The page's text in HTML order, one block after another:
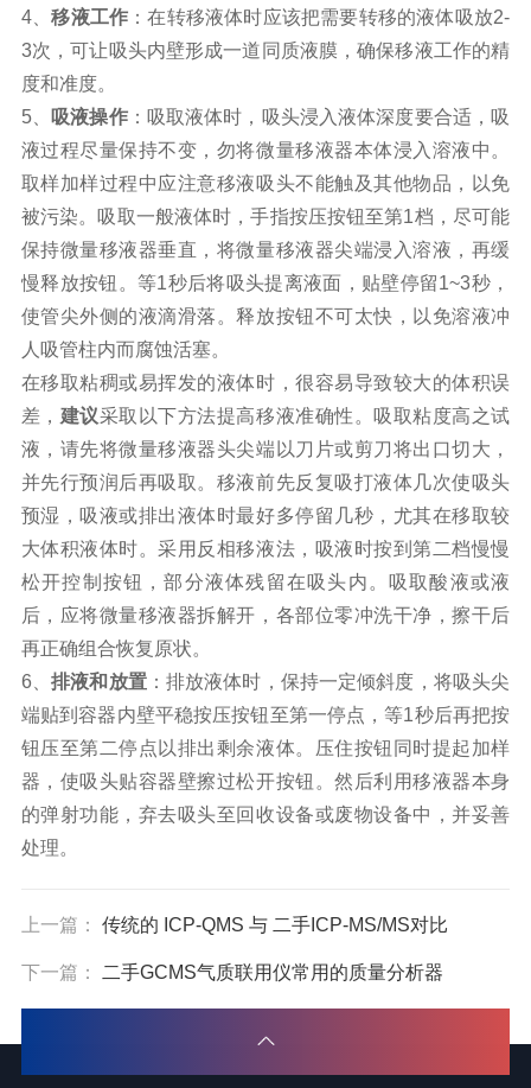
4、移液工作 ：在转移液体时应该把需要转移的液体吸放2-
3次，可让吸头内壁形成一道同质液膜，确保移液工作的精
度和准度。
5、
吸液操作：吸取液体时，吸头浸入液体深度要合适，吸
液过程尽量保持不变，勿将微量移液器本体浸入溶液中。
取样加样过程中应注意移液吸头不能触及其他物品，以免
被污染。吸取一般液体时，手指按压按钮至第1档，尽可能
保持微量移液器垂直，将微量移液器尖端浸入溶液，再缓
慢释放按钮。等1秒后将吸头提离液面，贴壁停留1~3秒，
使管尖外侧的液滴滑落。释放按钮不可太快，以免溶液冲
人吸管柱内而腐蚀活塞。
在移取粘稠或易挥发的液体时，很容易导致较大的体积误
差， 建议采取以下方法提高移液准确性。吸取粘度高之试
液，请先将微量移液器头尖端以刀片或剪刀将出口切大，
并先行预润后再吸取。移液前先反复吸打液体几次使吸头
预湿，吸液或排出液体时最好多停留几秒，尤其在移取较
大体积液体时。采用反相移液法，吸液时按到第二档慢慢
松开控制按钮，部分液体残留在吸头内。吸取酸液或液
后，应将微量移液器拆解开，各部位零冲洗干净，擦干后
再正确组合恢复原状。
6、排液和放置：排放液体时，保持一定倾斜度，将吸头尖
端贴到容器内壁平稳按压按钮至第一停点，等1秒后再把按
钮压至第二停点以排出剩余液体。压住按钮同时提起加样
器，使吸头贴容器壁擦过松开按钮。然后利用移液器本身
的弹射功能，弃去吸头至回收设备或废物设备中，并妥善
处理。
上一篇： 传统的 ICP-QMS 与 二手ICP-MS/MS对比
下一篇： 二手GCMS气质联用仪常用的质量分析器